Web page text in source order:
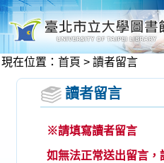
現在位置 ： 首頁 > 讀者留言
讀者留言
※請填寫讀者留言
如無法正常送出留言，